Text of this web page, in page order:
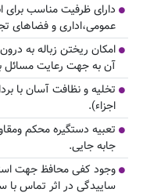
دارای ظرفیت مناسب برای
عمومی،اداری و فضاهای
امکان ریختن زباله به
آن به جهت رعایت مسائل
تخلیه و نظافت آسان با
اجزاء).
تعبیه دستگیره محکم
جابه جایی.
وجود کفی محافظ جهت
ساییدگی در اثر تماس با